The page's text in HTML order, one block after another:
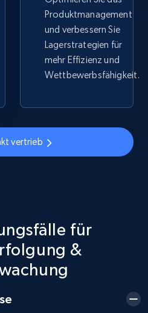
Jetzt anfangen
records by shop url
Currency, Initial
percent, and more.
Jetzt anfangen
policy, and more.
Jetzt anfangen
Produktmanagement
und verbessern Sie
Lagerstrategien für
mehr Effizienz und
Wettbewerbsfähigkeit.
vertrieb
für
&